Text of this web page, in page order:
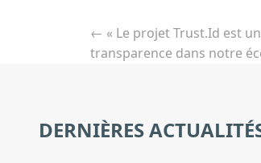
de
l’article
← « Le projet Trust.Id est
transparence dans notre
DERNIÈRES